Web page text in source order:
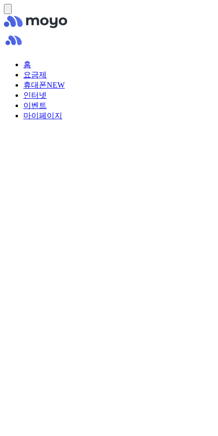
홈
요금제
휴대폰NEW
인터넷
이벤트
마이페이지